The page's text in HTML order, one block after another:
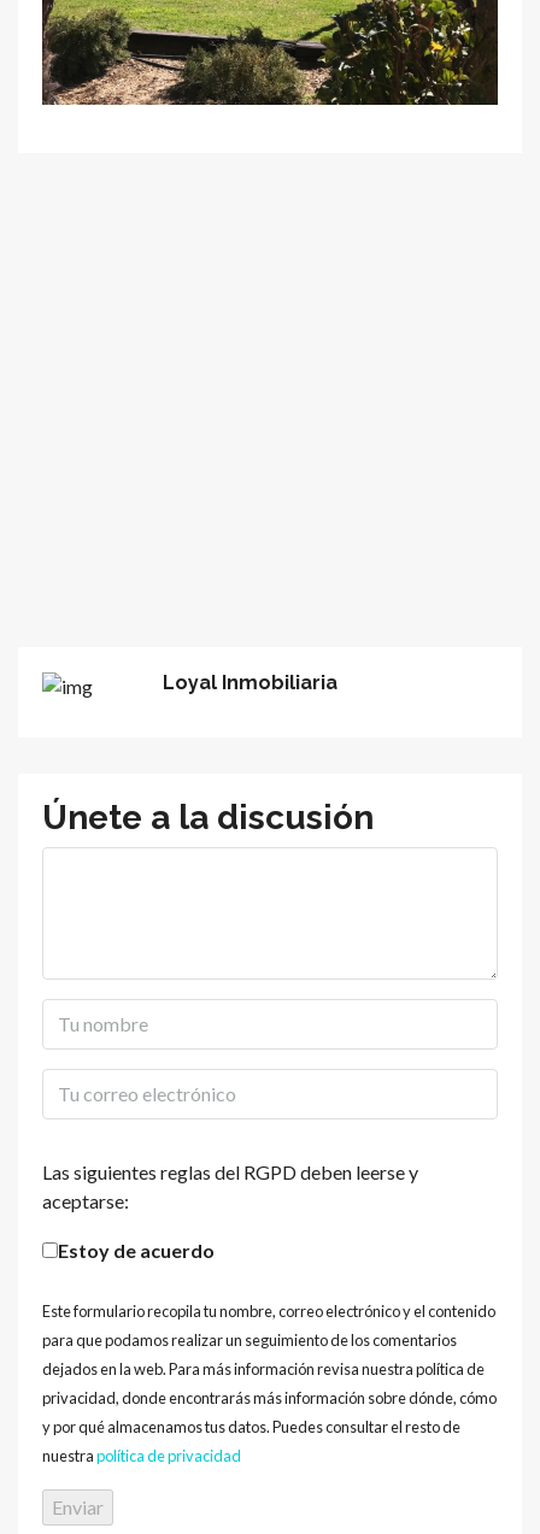
Loyal Inmobiliaria
Únete a la discusión
Las siguientes reglas del RGPD deben leerse y
aceptarse:
Estoy de acuerdo
Este formulario recopila tu nombre, correo electrónico y el contenido
para que podamos realizar un seguimiento de los comentarios
dejados en la web. Para más información revisa nuestra política de
privacidad, donde encontrarás más información sobre dónde, cómo
y por qué almacenamos tus datos. Puedes consultar el resto de
nuestrapolítica de privacidad